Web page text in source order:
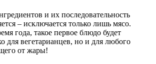
и их последовательность
– исключается только лишь мясо.
года, такое первое блюдо будет
для вегетарианцев, но и для любого
от жары!